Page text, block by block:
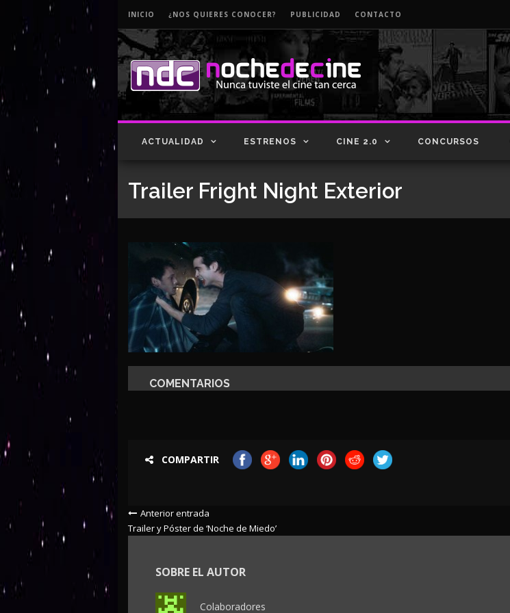
INICIO ¿NOS QUIERES CONOCER? PUBLICIDAD CONTACTO
ACTUALIDAD ESTRENOS CINE 2.0 CONCURSOS
Trailer Fright Night Exterior
COMENTARIOS
COMPARTIR
Anterior entrada
Trailer y Póster de ‘Noche de Miedo’
SOBRE EL AUTOR
Colaboradores